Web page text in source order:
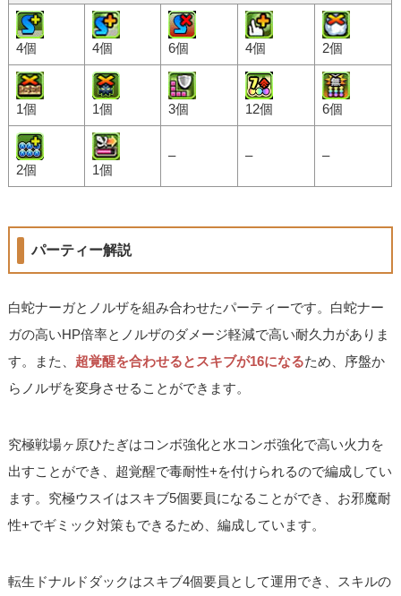
4個 4個 6個 4個 2個
1個 1個 3個 12個 6個
2個 1個
– – –
パーティー解説
白蛇ナーガとノルザを組み合わせたパーティーです。白蛇ナー
ガの高いHP倍率とノルザのダメージ軽減で高い耐久力がありま
す。また、 超覚醒を合わせるとスキブが16になるため、序盤か
らノルザを変身させることができます。
究極戦場ヶ原ひたぎはコンボ強化と水コンボ強化で高い火力を
出すことができ、超覚醒で毒耐性+を付けられるので編成してい
ます。究極ウスイはスキブ5個要員になることができ、お邪魔耐
性+でギミック対策もできるため、編成しています。
転生ドナルドダックはスキブ4個要員として運用でき、スキルの